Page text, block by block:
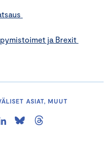
ja Brexit
ASIAT, MUUT